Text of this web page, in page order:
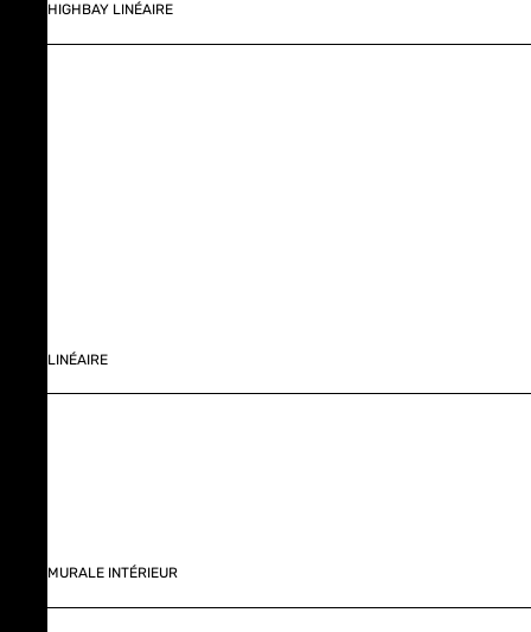
HIGHBAY LINÉAIRE
LINÉAIRE
MURALE INTÉRIEUR